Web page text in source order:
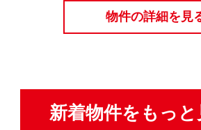
物件の詳細を見
新着物件をもっと